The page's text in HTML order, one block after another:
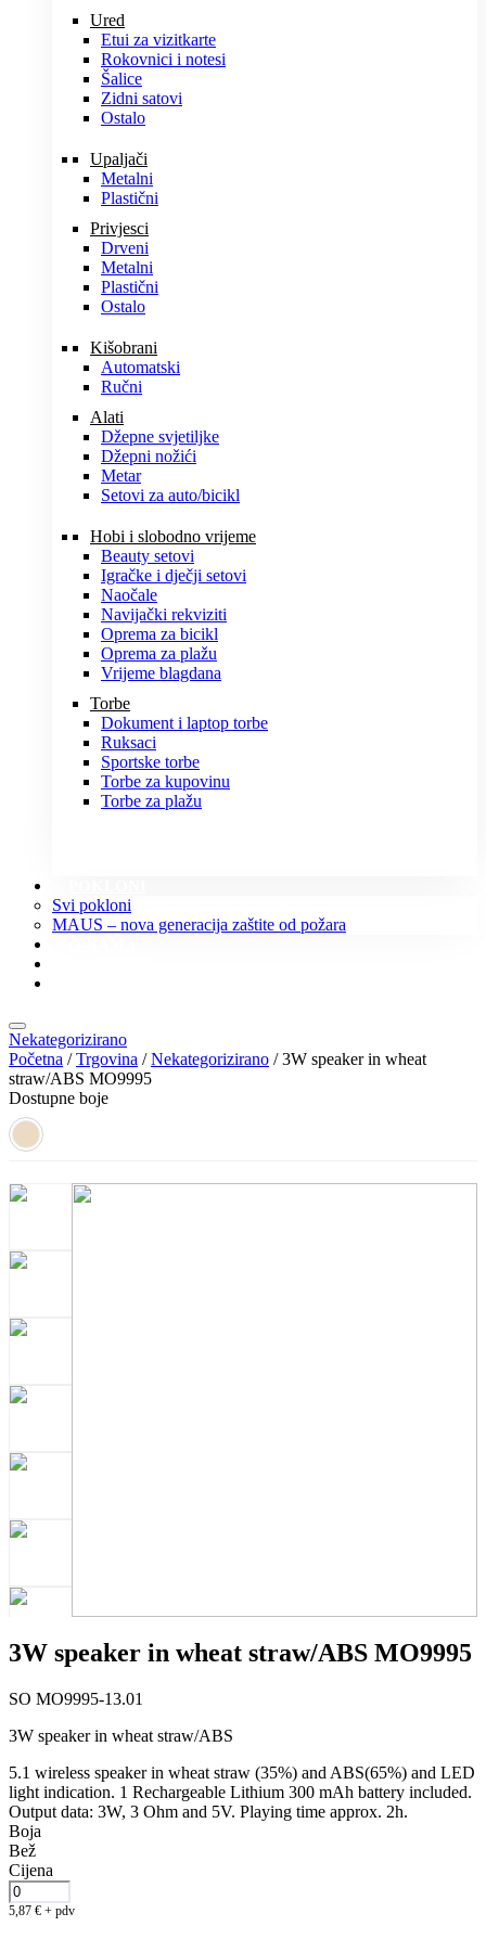
Ured
Etui za vizitkarte
Rokovnici i notesi
Šalice
Zidni satovi
Ostalo
Upaljači
Metalni
Plastični
Privjesci
Drveni
Metalni
Plastični
Ostalo
Kišobrani
Automatski
Ručni
Alati
Džepne svjetiljke
Džepni nožići
Metar
Setovi za auto/bicikl
Hobi i slobodno vrijeme
Beauty setovi
Igračke i dječji setovi
Naočale
Navijački rekviziti
Oprema za bicikl
Oprema za plažu
Vrijeme blagdana
Torbe
Dokument i laptop torbe
Ruksaci
Sportske torbe
Torbe za kupovinu
Torbe za plažu
Svi pokloni
MAUS – nova generacija zaštite od požara
Nekategorizirano
Početna /Trgovina /Nekategorizirano / 3W speaker in wheat
straw/ABS MO9995
Dostupne boje
3W speaker in wheat straw/ABS MO9995
SO MO9995-13.01
3W speaker in wheat straw/ABS
5.1 wireless speaker in wheat straw (35%) and ABS(65%) and LED
light indication. 1 Rechargeable Lithium 300 mAh battery included.
Output data: 3W, 3 Ohm and 5V. Playing time approx. 2h.
Boja
Bež
Cijena
5,87 € + pdv